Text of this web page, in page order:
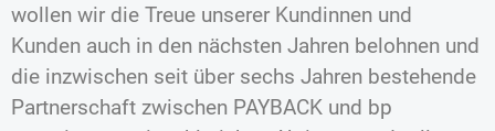
wollen wir die Treue unserer Kundinnen und
Kunden auch in den nächsten Jahren belohnen und
die inzwischen seit über sechs Jahren bestehende
Partnerschaft zwischen PAYBACK und bp